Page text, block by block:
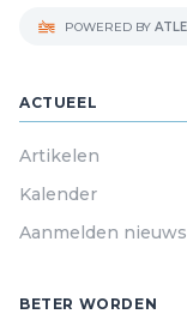
POWERED BY
ACTUEEL
Artikelen
Kalender
Aanmelden
BETER WORDEN